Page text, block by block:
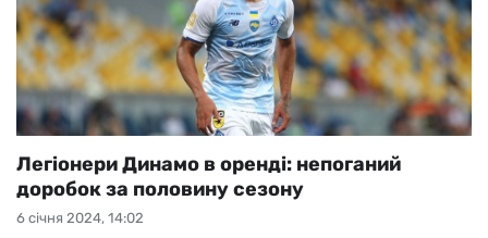
6 січня 2024, 14:02
Легіонери Динамо в оренді: непоганий
доробок за половину сезону